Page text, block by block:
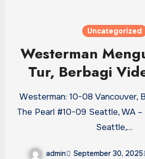
Uncategorized
Westerman
Tur, Berbagi
Lagu Baru:
Westerman: 10-08 Vancouver, British Columbia –
The Pearl #10-09 Seattle, WA
Seattle,…
admin September 30, 2025